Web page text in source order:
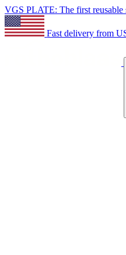
VGS PLATE: The first reusable
Fast delivery from